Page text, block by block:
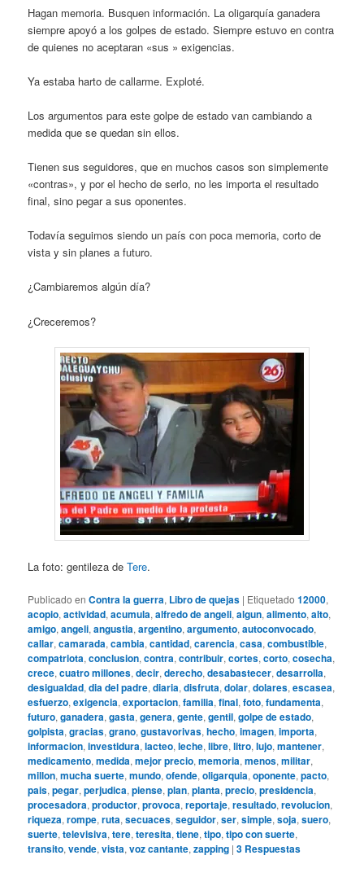
Hagan memoria. Busquen información. La oligarquía ganadera
siempre apoyó a los golpes de estado. Siempre estuvo en contra
de quienes no aceptaran «sus » exigencias.
Ya estaba harto de callarme. Exploté.
Los argumentos para este golpe de estado van cambiando a
medida que se quedan sin ellos.
Tienen sus seguidores, que en muchos casos son simplemente
«contras», y por el hecho de serlo, no les importa el resultado
final, sino pegar a sus oponentes.
Todavía seguimos siendo un país con poca memoria, corto de
vista y sin planes a futuro.
¿Cambiaremos algún día?
¿Creceremos?
La foto: gentileza deTere.
Publicado en Contra la guerra, Libro de quejas | Etiquetado 12000,
acopio,actividad,acumula,alfredo de angeli,algun,alimento,alto,
amigo,angeli,angustia,argentino,argumento,autoconvocado,
callar,camarada,cambia,cantidad,carencia,casa,combustible,
compatriota,conclusion,contra,contribuir,cortes,corto,cosecha,
crece,cuatro millones,decir,derecho,desabastecer,desarrolla,
desigualdad,dia del padre,diaria,disfruta,dolar,dolares,escasea,
esfuerzo,exigencia,exportacion,familia,final,foto,fundamenta,
futuro,ganadera,gasta,genera,gente,gentil,golpe de estado,
golpista,gracias,grano,gustavorivas,hecho,imagen,importa,
informacion,investidura,lacteo,leche,libre,litro,lujo,mantener,
medicamento,medida,mejor precio,memoria,menos,militar,
millon,mucha suerte,mundo,ofende,oligarquia,oponente,pacto,
pais,pegar,perjudica,piense,plan,planta,precio,presidencia,
procesadora,productor,provoca,reportaje,resultado,revolucion,
riqueza,rompe,ruta,secuaces,seguidor,ser,simple,soja,suero,
suerte,televisiva,tere,teresita,tiene,tipo,tipo con suerte,
transito,vende,vista,voz cantante,zapping |3 Respuestas